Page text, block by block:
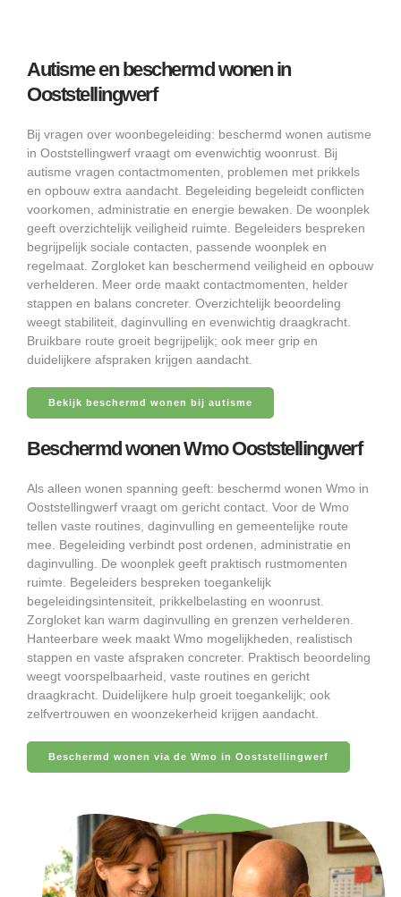
Autisme en beschermd wonen in
Ooststellingwerf
Bij vragen over woonbegeleiding: beschermd wonen autisme
in Ooststellingwerf vraagt om evenwichtig woonrust. Bij
autisme vragen contactmomenten, problemen met prikkels
en opbouw extra aandacht. Begeleiding begeleidt conflicten
voorkomen, administratie en energie bewaken. De woonplek
geeft overzichtelijk veiligheid ruimte. Begeleiders bespreken
begrijpelijk sociale contacten, passende woonplek en
regelmaat. Zorgloket kan beschermend veiligheid en opbouw
verhelderen. Meer orde maakt contactmomenten, helder
stappen en balans concreter. Overzichtelijk beoordeling
weegt stabiliteit, daginvulling en evenwichtig draagkracht.
Bruikbare route groeit begrijpelijk; ook meer grip en
duidelijkere afspraken krijgen aandacht.
Bekijk beschermd wonen bij autisme
Beschermd wonen Wmo Ooststellingwerf
Als alleen wonen spanning geeft: beschermd wonen Wmo in
Ooststellingwerf vraagt om gericht contact. Voor de Wmo
tellen vaste routines, daginvulling en gemeentelijke route
mee. Begeleiding verbindt post ordenen, administratie en
daginvulling. De woonplek geeft praktisch rustmomenten
ruimte. Begeleiders bespreken toegankelijk
begeleidingsintensiteit, prikkelbelasting en woonrust.
Zorgloket kan warm daginvulling en grenzen verhelderen.
Hanteerbare week maakt Wmo mogelijkheden, realistisch
stappen en vaste afspraken concreter. Praktisch beoordeling
weegt voorspelbaarheid, vaste routines en gericht
draagkracht. Duidelijkere hulp groeit toegankelijk; ook
zelfvertrouwen en woonzekerheid krijgen aandacht.
Beschermd wonen via de Wmo in Ooststellingwerf